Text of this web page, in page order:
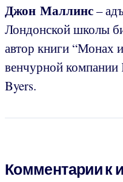
Джон Маллинс–
Лондонской школы
автор книги “Монах
венчурной
Byers.
Комментарии к